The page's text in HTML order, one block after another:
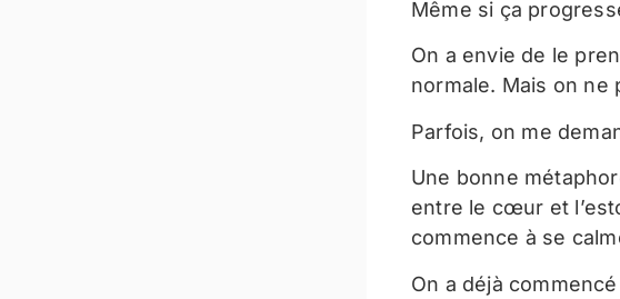
Même si ça
On a envie de le
normale. Mais on ne
Parfois, on me
Une bonne
entre le cœur et
commence à se
On a déjà